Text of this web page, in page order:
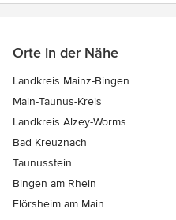
Orte in der Nähe
Landkreis Mainz-Bingen
Main-Taunus-Kreis
Landkreis Alzey-Worms
Bad Kreuznach
Taunusstein
Bingen am Rhein
Flörsheim am Main